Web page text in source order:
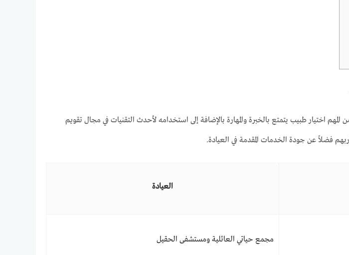
المهم اختيار طبيب يتمتع بالخبرة والمهارة بالإضافة إلى استخدامه لأحدث التقنيات في مجال تقويم
فضلاً عن جودة الخدمات المقدمة في العيادة.
العيادة
مجمع حياتي العائلية ومستشفى الحقيل